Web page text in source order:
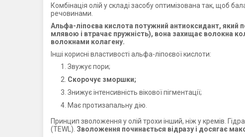
Комбінація олій у складі засобу оптимізована так, щоб
речовинами.
Альфа-ліпоєва кислота потужний антиоксидант, який
млявою і втрачає пружність), вона захищає волокна
волокнами колагену.
Інші корисні властивості альфа-ліпоєвої кислоти:
Звужує пори;
Скорочує зморшки;
Знижує інтенсивність вікової пігментації;
Має протизапальну дію.
Принцип зволоження у олій трохи інший, ніж у кремів.
(TEWL). Зволоження починається відразу і досягає